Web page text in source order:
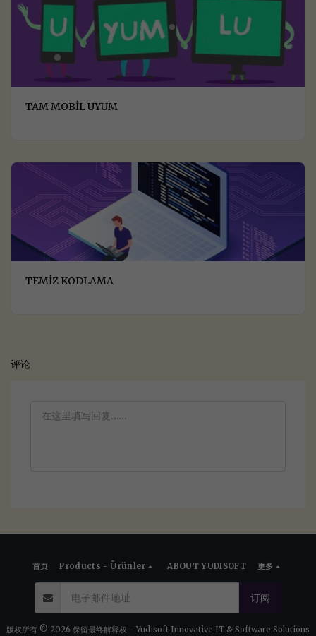
TAM MOBİL UYUM
TEMİZ KODLAMA
评论
首页 Products - Ürünler ABOUT YUDISOFT 更多
订阅
版权所有 © 2026 保留最终解释权 - Yudisoft Innovative IT & Software Solutions